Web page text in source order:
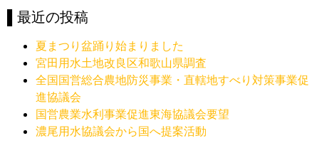
▌最近の投稿
夏まつり盆踊り始まりました
宮田用水土地改良区和歌山県調査
全国国営総合農地防災事業・直轄地すべり対策事業促
進協議会
国営農業水利事業促進東海協議会要望
濃尾用水協議会から国へ提案活動